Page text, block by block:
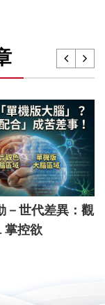
－世代差異：觀
掌控欲